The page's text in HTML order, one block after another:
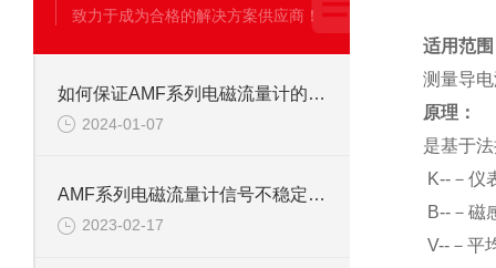
致力于成为合格的解决方案供应商！
如何保证AMF系列电磁流量计的测量精度
2024-01-07
AMF系列电磁流量计信号不稳定三大原因
2023-02-17
适用范
测量导
原理：
是基于
K--－仪
B--－磁
V--－平